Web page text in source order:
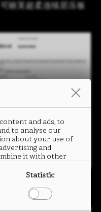
可丽芙超柔连续层压板
and ads, to
to analyse our
about your use of
and
it with other
of their services.
Statistic